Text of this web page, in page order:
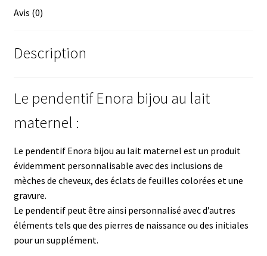
Avis (0)
Description
Le pendentif Enora bijou au lait
maternel :
Le pendentif Enora bijou au lait maternel est un produit
évidemment personnalisable avec des inclusions de
mèches de cheveux, des éclats de feuilles colorées et une
gravure.
Le pendentif peut être ainsi personnalisé avec d’autres
éléments tels que des pierres de naissance ou des initiales
pour un supplément.